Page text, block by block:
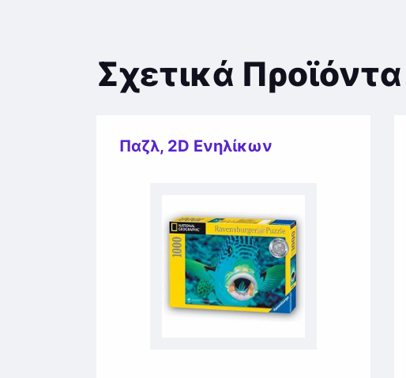
Σχετικά Προϊόντα
Παζλ, 2D Ενηλίκων